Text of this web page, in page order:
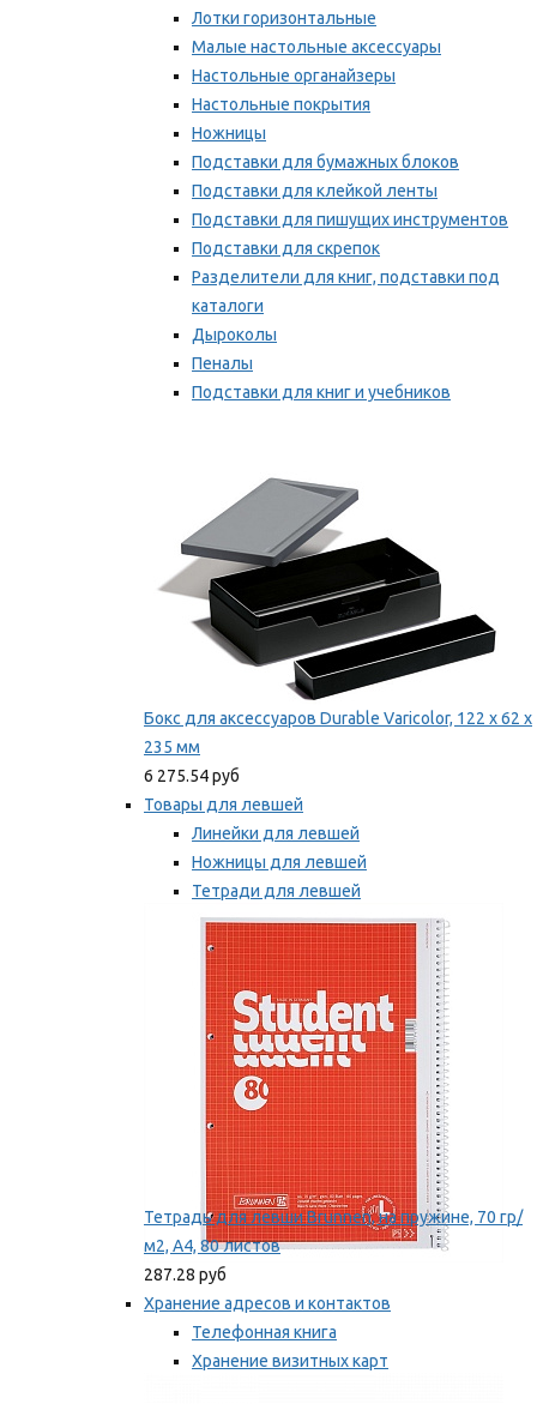
Лотки горизонтальные
Малые настольные аксессуары
Настольные органайзеры
Настольные покрытия
Ножницы
Подставки для бумажных блоков
Подставки для клейкой ленты
Подставки для пишущих инструментов
Подставки для скрепок
Разделители для книг, подставки под
каталоги
Дыроколы
Пеналы
Подставки для книг и учебников
Бокс для аксессуаров Durable Varicolor, 122 x 62 x
235 мм
6 275.54 руб
Товары для левшей
Линейки для левшей
Ножницы для левшей
Тетради для левшей
Точилки для левшей
Мы рекомендуем
Тетрадь для левши Brunnen, на пружине, 70 гр/
м2, А4, 80 листов
287.28 руб
Хранение адресов и контактов
Телефонная книга
Хранение визитных карт